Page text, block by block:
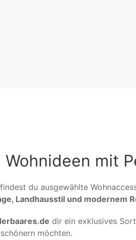
mit
findest du ausgewählte
Landhausstil und modernem
dir ein exklusives
möchten.